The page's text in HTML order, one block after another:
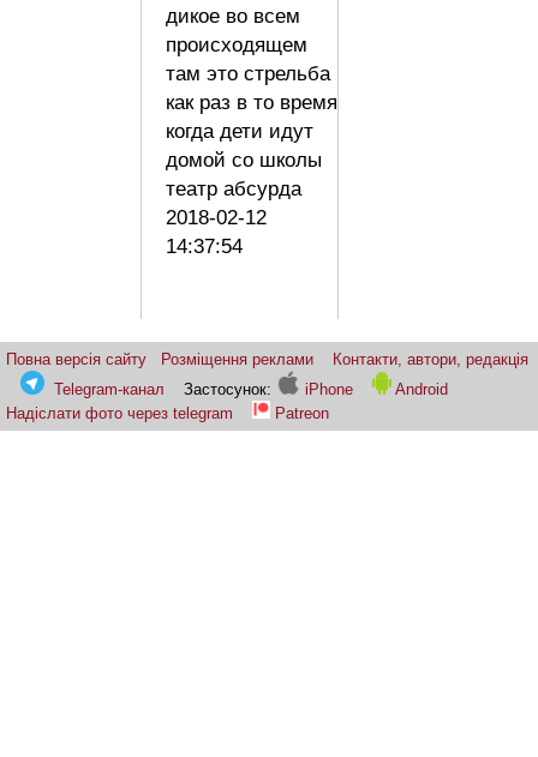
дикое во всем
происходящем
там это стрельба
как раз в то время
когда дети идут
домой со школы
театр абсурда
2018-02-12
14:37:54
Повна версія сайту Розміщення реклами
Контакти, автори, редакція
Telegram-канал
Застосунок: iPhone
Android
Надіслати фото через telegram
Patreon